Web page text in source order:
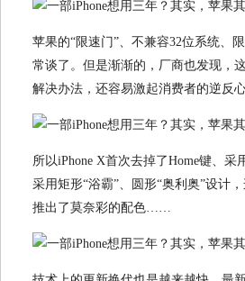
苹果的“限速门”、不兼容32位系统、
常谈了。但是渐渐的，厂商也发现，
解决办法，还容易激起消费者的逆反心
所以iPhone X首次去掉了Home键、采
采用矩形“浴霸”、圆形“奥利奥”设计
推出了莫奈彩的配色……